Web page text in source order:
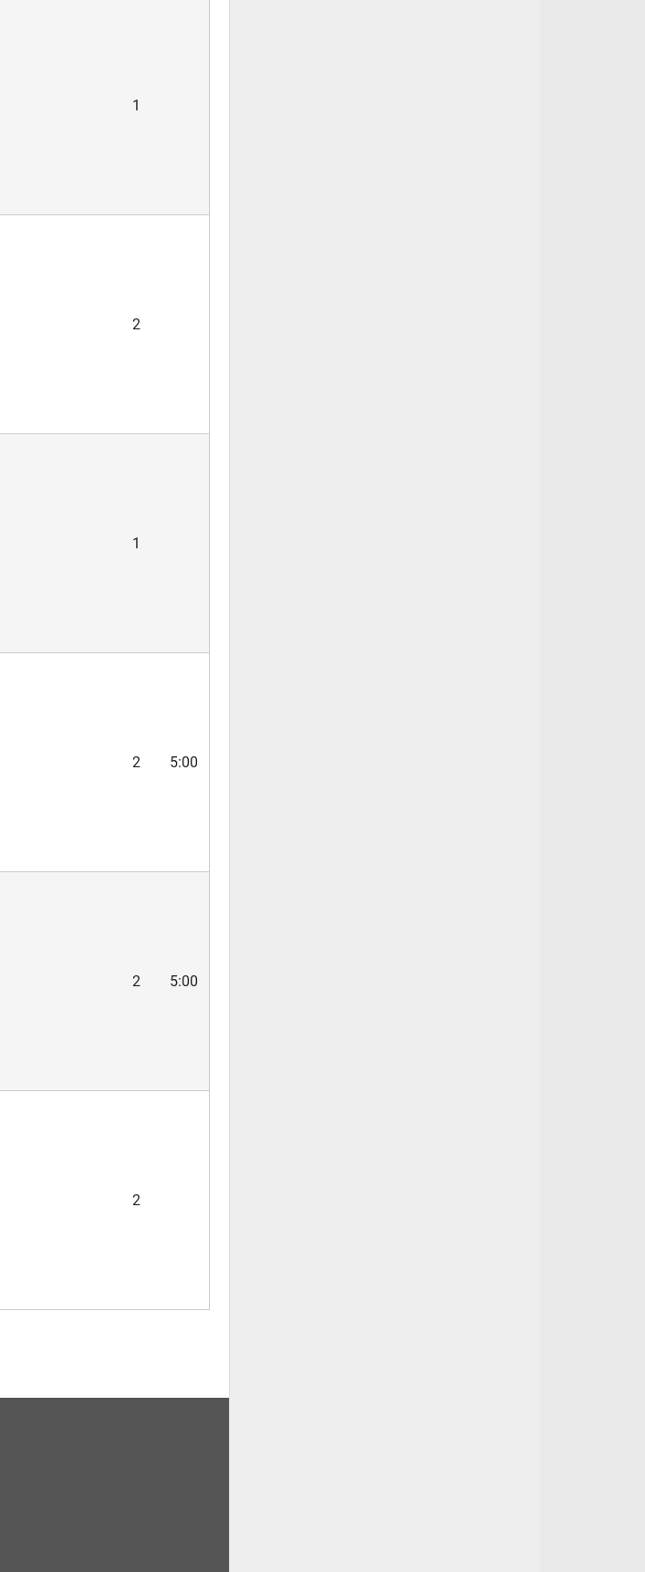
1
2
1
2 5:00
2 5:00
2